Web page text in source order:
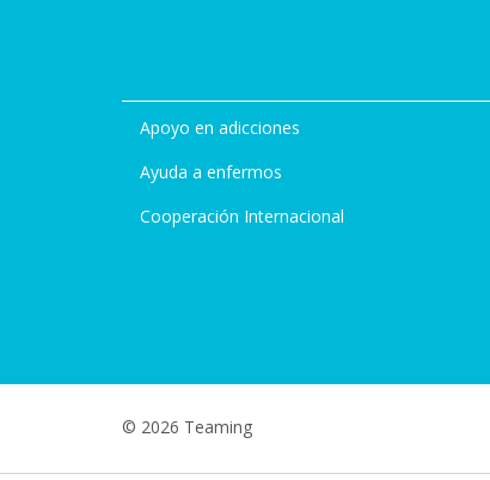
Apoyo en adicciones
Ayuda a enfermos
Cooperación Internacional
© 2026 Teaming